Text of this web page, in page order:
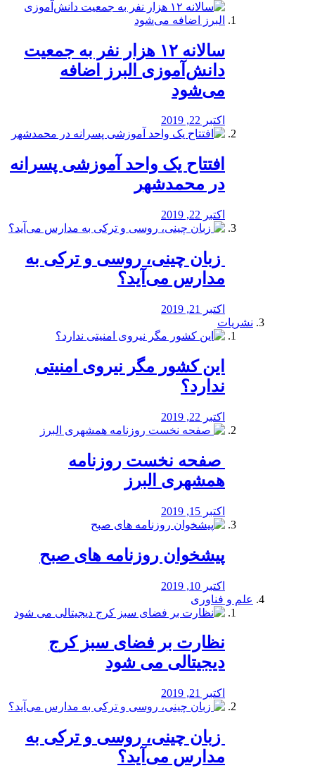
️سالانه ۱۲ هزار نفر به جمعیت
دانش‌آموزی البرز اضافه
می‌شود
اکتبر 22, 2019
افتتاح یک واحد آموزشی پسرانه
در محمدشهر
اکتبر 22, 2019
️ زبان چینی، روسی و ترکی به
مدارس می‌آید؟
اکتبر 21, 2019
نشریات
این کشور مگر نیروی امنیتی
ندارد؟
اکتبر 22, 2019
️ صفحه نخست روزنامه‌
همشهری البرز
اکتبر 15, 2019
پیشخوان روزنامه های صبح
اکتبر 10, 2019
علم و فناوری
نظارت بر فضای سبز کرج
دیجیتالی می شود
اکتبر 21, 2019
️ زبان چینی، روسی و ترکی به
مدارس می‌آید؟